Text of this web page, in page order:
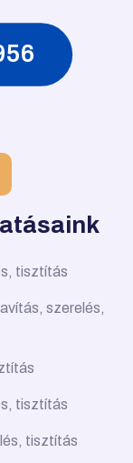
tisztítás
szerelés,
tisztítás
tisztítás